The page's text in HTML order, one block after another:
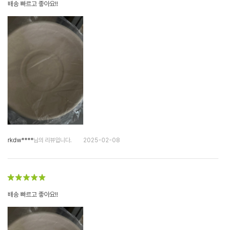
배송 빠르고 좋아요!!
rkdw****님의 리뷰입니다. 2025-02-08
배송 빠르고 좋아요!!